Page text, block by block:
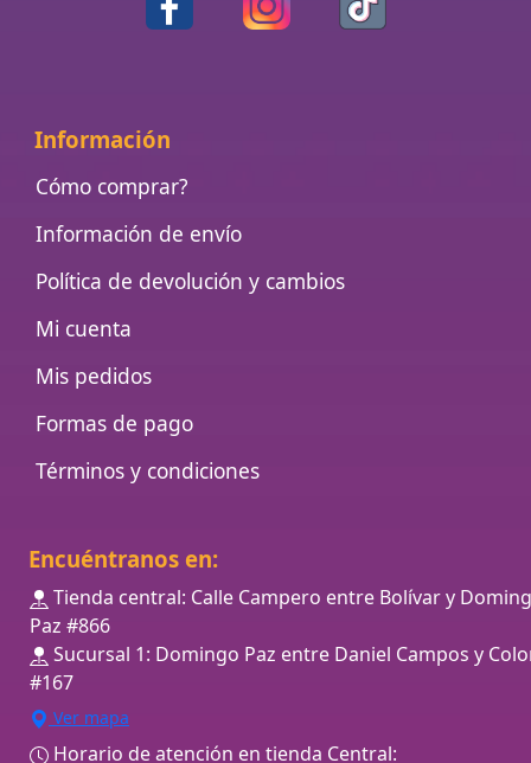
Información
Cómo comprar?
Información de envío
Política de devolución y cambios
Mi cuenta
Mis pedidos
Formas de pago
Términos y condiciones
Encuéntranos en:
Tienda central: Calle Campero entre Bolívar y
Paz #866
Sucursal 1: Domingo Paz entre Daniel Campos y
#167
Ver mapa
Horario de atención en tienda Central: